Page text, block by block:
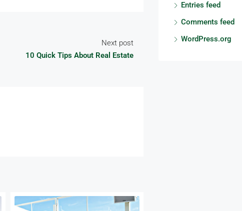
Next post
10 Quick Tips About Real Estate
Entries feed
Comments feed
WordPress.org